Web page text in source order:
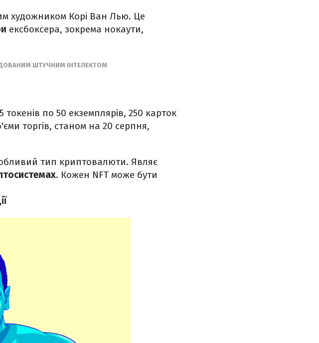
художником Корі Ван Лью. Це
ексбоксера, зокрема нокаути,
ШТУЧНИМ ІНТЕЛЕКТОМ
токенів по 50 екземплярів, 250 карток
торгів, станом на 20 серпня,
тип криптовалюти. Являє
. Кожен NFT може бути